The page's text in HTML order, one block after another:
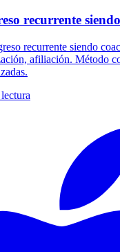
recurrente
recurrente siendo
afiliación. Método